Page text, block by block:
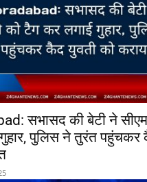
सभासद की बेटी ने
पुलिस ने तुरंत पहुंचकर